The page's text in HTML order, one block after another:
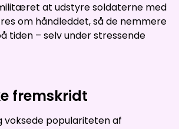
at udstyre soldaterne med
om håndleddet, så de nemmere
tiden – selv under stressende
fremskridt
voksede populariteten af